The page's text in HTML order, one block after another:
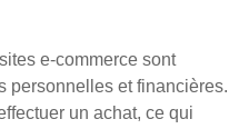
e-commerce sont
personnelles et financières.
un achat, ce qui